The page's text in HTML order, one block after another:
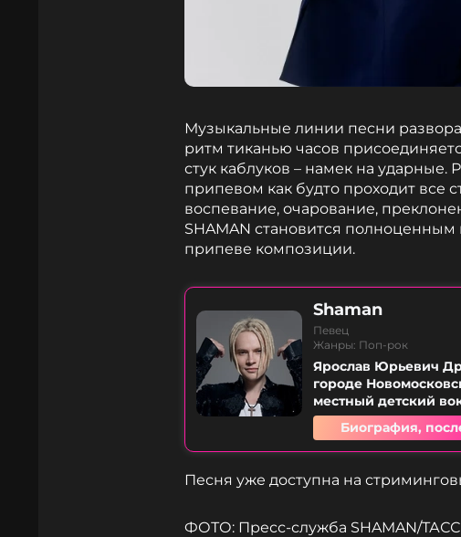
Музыкальные линии песни
ритм тиканью часов
стук каблуков – намек на
припевом как будто проходит все
воспевание, очарование,
SHAMAN становится
припеве композиции.
Shaman
Певец
Жанры: Поп-рок
Ярослав Юрьевич
городе
местный детский
Биография,
Песня уже доступна на
ФОТО: Пресс-служба SHAMAN/ТАСС